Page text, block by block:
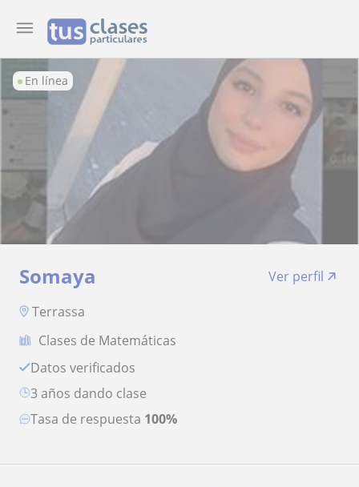
En línea
Somaya
Ver perfil
Terrassa
Clases de Matemáticas
Datos verificados
3 años dando clase
Tasa de respuesta 100%